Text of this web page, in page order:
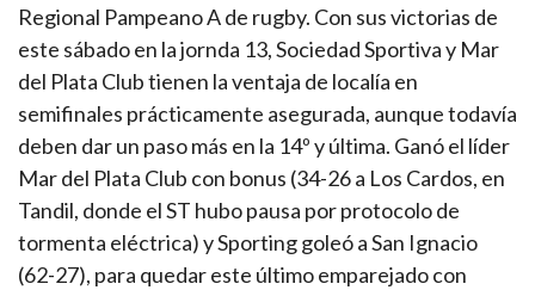
Regional Pampeano A de rugby. Con sus victorias de
este sábado en la jornda 13, Sociedad Sportiva y Mar
del Plata Club tienen la ventaja de localía en
semifinales prácticamente asegurada, aunque todavía
deben dar un paso más en la 14º y última. Ganó el líder
Mar del Plata Club con bonus (34-26 a Los Cardos, en
Tandil, donde el ST hubo pausa por protocolo de
tormenta eléctrica) y Sporting goleó a San Ignacio
(62-27), para quedar este último emparejado con